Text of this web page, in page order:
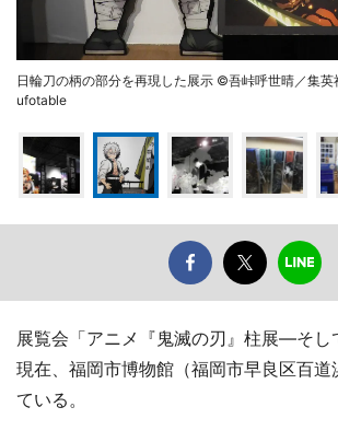
日輪刀の柄の部分を再現した展示 ©吾峠呼世晴／集英
ufotable
展覧会「アニメ『鬼滅の刃』柱展―そ
現在、福岡市博物館（福岡市早良区百
ている。